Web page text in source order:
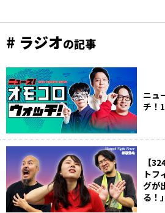
# ラジオの記事
ニュ
チ！
【
トフ
グが
る！」